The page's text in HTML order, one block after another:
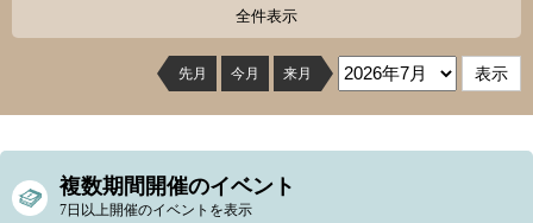
全件表示
先月 今月 来月
複数期間開催のイベント
7日以上開催のイベントを表示